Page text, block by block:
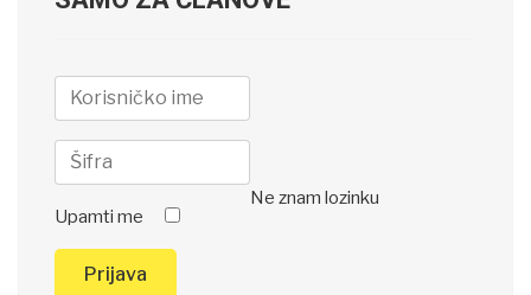
Upamti me
Prijava
Ne znam lozinku